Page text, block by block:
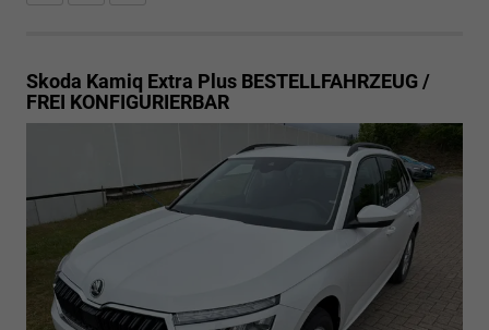
Skoda Kamiq Extra Plus BESTELLFAHRZEUG /
FREI KONFIGURIERBAR